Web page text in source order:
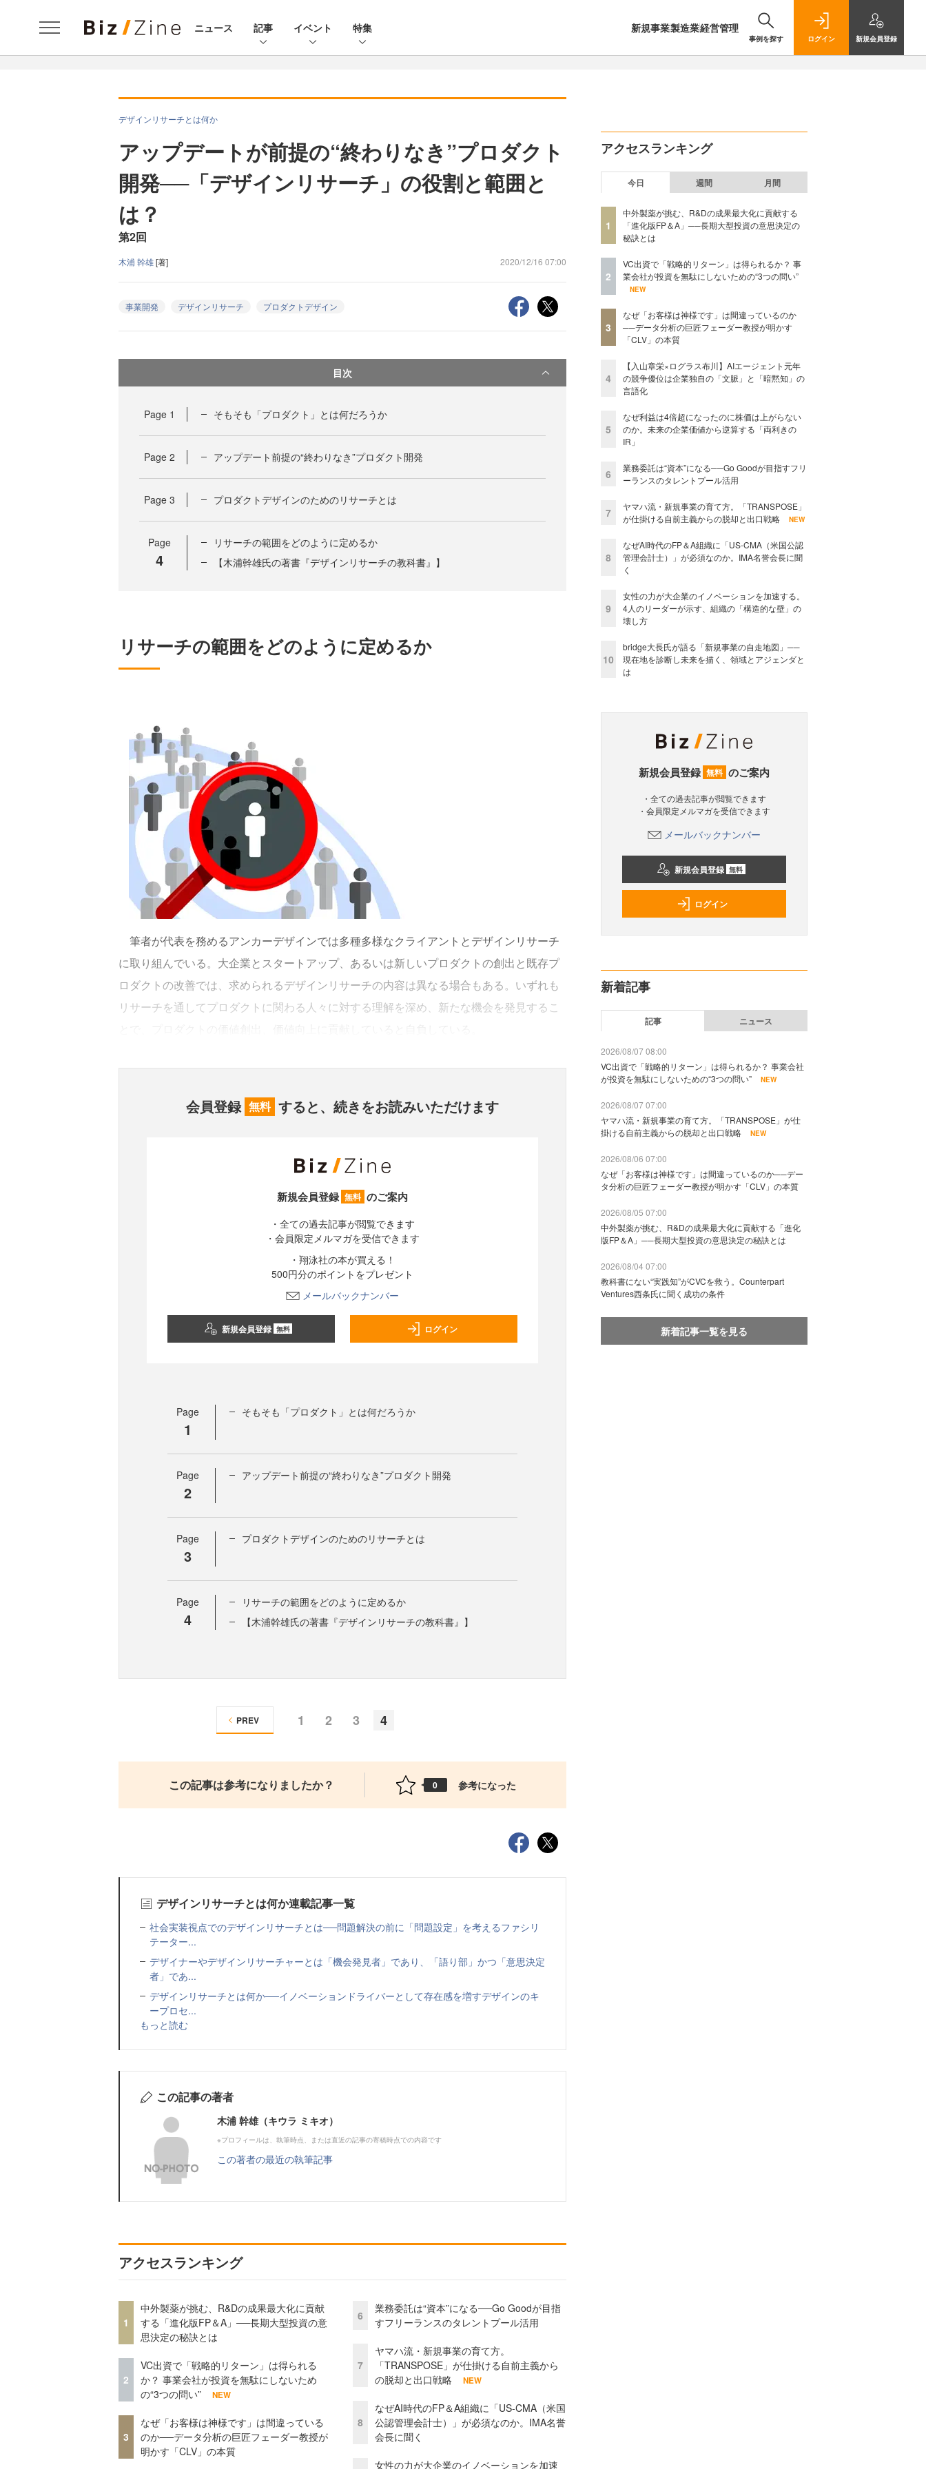
ニュース 記事 イベント 特集 新規事業製造業経営管理
事例を探す ログイン 新規会員登録
デザインリサーチとは何か
アップデートが前提の“終わりなき”プロダクト
開発──「デザインリサーチ」の役割と範囲と
は？
第2回
木浦 幹雄[著] 2020/12/16 07:00
事業開発 デザインリサーチ プロダクトデザイン
目次
Page 1 そもそも「プロダクト」とは何だろうか
Page 2 アップデート前提の“終わりなき”プロダクト開発
Page 3 プロダクトデザインのためのリサーチとは
Page
4
リサーチの範囲をどのように定めるか
【木浦幹雄氏の著書『デザインリサーチの教科書』】
リサーチの範囲をどのように定めるか
筆者が代表を務めるアンカーデザインでは多種多様なクライアントとデザインリサーチ
に取り組んでいる。大企業とスタートアップ、あるいは新しいプロダクトの創出と既存プ
ロダクトの改善では、求められるデザインリサーチの内容は異なる場合もある。いずれも
リサーチを通してプロダクトに関わる人々に対する理解を深め、新たな機会を発見するこ
会員登録 無料 すると、続きをお読みいただけます
新規会員登録 無料 のご案内
・全ての過去記事が閲覧できます
・会員限定メルマガを受信できます
・翔泳社の本が買える！
500円分のポイントをプレゼント
メールバックナンバー
新規会員登録 無料 ログイン
Page
1
そもそも「プロダクト」とは何だろうか
Page
2
アップデート前提の“終わりなき”プロダクト開発
Page
3
プロダクトデザインのためのリサーチとは
Page
4
リサーチの範囲をどのように定めるか
【木浦幹雄氏の著書『デザインリサーチの教科書』】
1 2 3 4
PREV
この記事は参考になりましたか？ 0 参考になった
デザインリサーチとは何か連載記事一覧
社会実装視点でのデザインリサーチとは──問題解決の前に「問題設定」を考えるファシリ
テーター...
デザイナーやデザインリサーチャーとは「機会発見者」であり、「語り部」かつ「意思決定
者」であ...
デザインリサーチとは何か──イノベーションドライバーとして存在感を増すデザインのキ
ープロセ...
もっと読む
この記事の著者
木浦 幹雄（キウラ ミキオ）
※プロフィールは、執筆時点、または直近の記事の寄稿時点での内容です
この著者の最近の執筆記事
アクセスランキング
1
中外製薬が挑む、R&Dの成果最大化に貢献
する「進化版FP＆A」──長期大型投資の意
思決定の秘訣とは
2
VC出資で「戦略的リターン」は得られる
か？ 事業会社が投資を無駄にしないため
の“3つの問い”
NEW
3
なぜ「お客様は神様です」は間違っている
のか──データ分析の巨匠フェーダー教授が
明かす「CLV」の本質
6
業務委託は“資本”になる──Go Goodが目指
すフリーランスのタレントプール活用
7
ヤマハ流・新規事業の育て方。
「TRANSPOSE」が仕掛ける自前主義から
の脱却と出口戦略
NEW
8
なぜAI時代のFP＆A組織に「US-CMA（米国
公認管理会計士）」が必須なのか。IMA名誉
会長に聞く
女性の力が大企業のイノベーションを加速
アクセスランキング
今日 週間 月間
1
中外製薬が挑む、R&Dの成果最大化に貢献する
「進化版FP＆A」──長期大型投資の意思決定の
秘訣とは
2
VC出資で「戦略的リターン」は得られるか？ 事
業会社が投資を無駄にしないための“3つの問い”
NEW
3
なぜ「お客様は神様です」は間違っているのか
──データ分析の巨匠フェーダー教授が明かす
「CLV」の本質
4
【入山章栄×ログラス布川】AIエージェント元年
の競争優位は企業独自の「文脈」と「暗黙知」の
言語化
5
なぜ利益は4倍超になったのに株価は上がらない
のか。未来の企業価値から逆算する「両利きの
IR」
6
業務委託は“資本”になる──Go Goodが目指すフリ
ーランスのタレントプール活用
7
ヤマハ流・新規事業の育て方。「TRANSPOSE」
が仕掛ける自前主義からの脱却と出口戦略
NEW
8
なぜAI時代のFP＆A組織に「US-CMA（米国公認
管理会計士）」が必須なのか。IMA名誉会長に聞
く
9
女性の力が大企業のイノベーションを加速する。
4人のリーダーが示す、組織の「構造的な壁」の
壊し方
10
bridge大長氏が語る「新規事業の自走地図」──
現在地を診断し未来を描く、領域とアジェンダと
は
新規会員登録 無料 のご案内
・全ての過去記事が閲覧できます
・会員限定メルマガを受信できます
メールバックナンバー
新規会員登録 無料
ログイン
新着記事
記事 ニュース
2026/08/07 08:00
VC出資で「戦略的リターン」は得られるか？ 事業会社
が投資を無駄にしないための“3つの問い”
NEW
2026/08/07 07:00
ヤマハ流・新規事業の育て方。「TRANSPOSE」が仕
掛ける自前主義からの脱却と出口戦略
NEW
2026/08/06 07:00
なぜ「お客様は神様です」は間違っているのか──デー
タ分析の巨匠フェーダー教授が明かす「CLV」の本質
2026/08/05 07:00
中外製薬が挑む、R&Dの成果最大化に貢献する「進化
版FP＆A」──長期大型投資の意思決定の秘訣とは
2026/08/04 07:00
教科書にない“実践知”がCVCを救う。Counterpart
Ventures西条氏に聞く成功の条件
新着記事一覧を見る